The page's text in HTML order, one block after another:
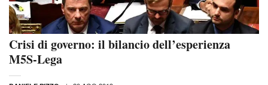
Crisi di governo: il bilancio dell’esperienza
M5S-Lega